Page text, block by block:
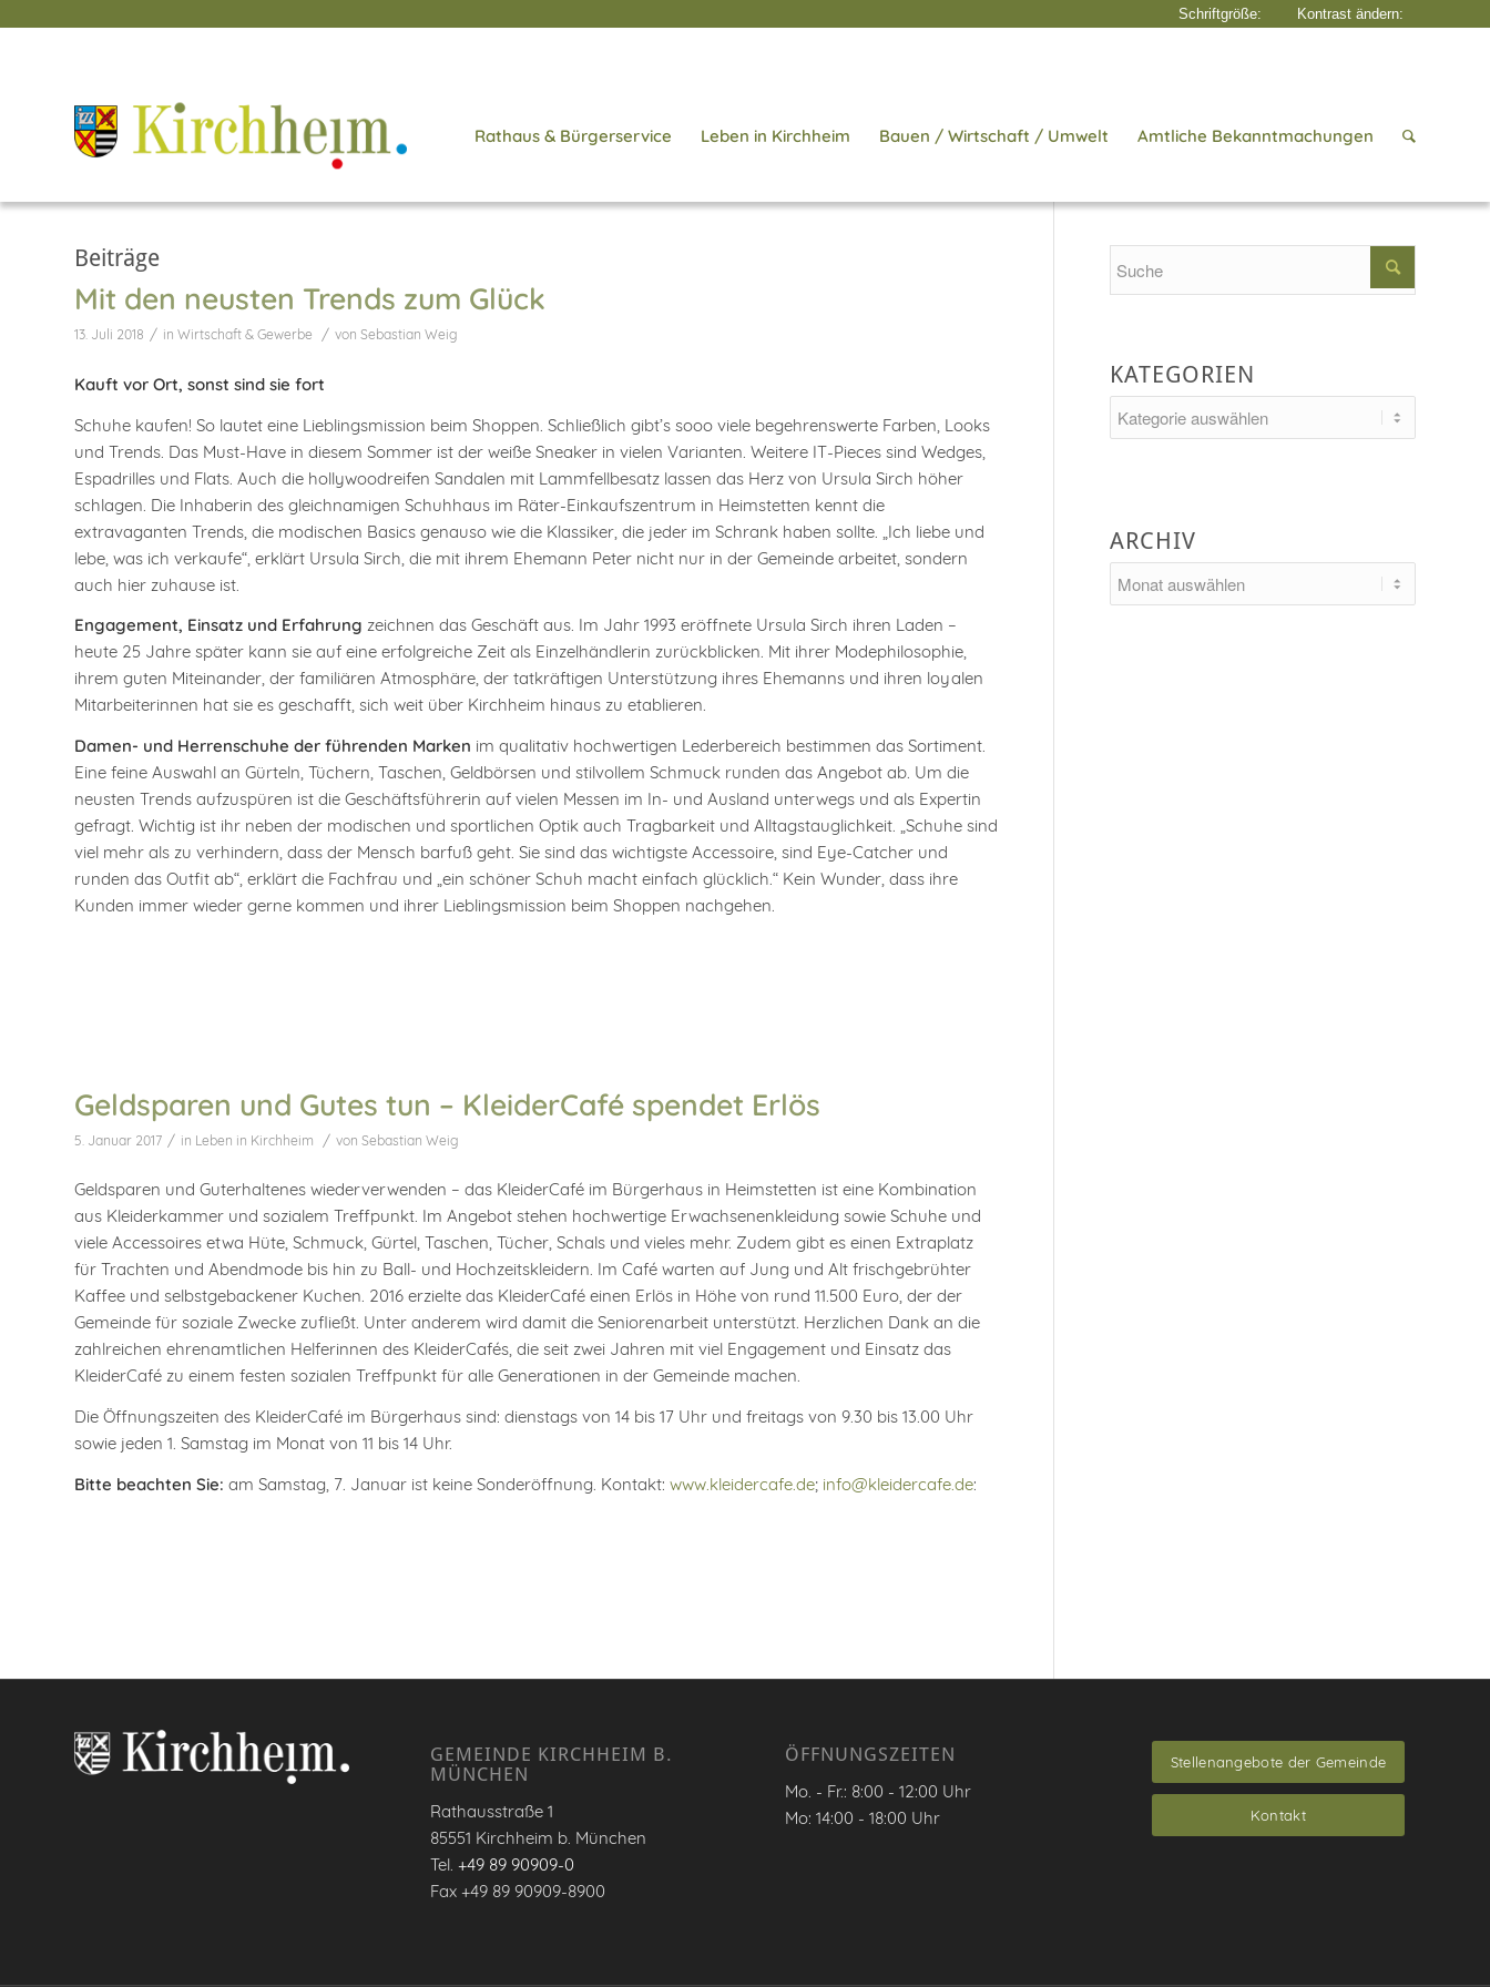
Rathaus & Bürgerservice Leben in Kirchheim Bauen / Wirtschaft / Umwelt Amtliche Bekanntmachungen
Beiträge
Mit den neusten Trends zum Glück
13. Juli 2018 / in Wirtschaft & Gewerbe / von Sebastian Weig
Kauft vor Ort, sonst sind sie fort
Schuhe kaufen! So lautet eine Lieblingsmission beim Shoppen. Schließlich gibt’s sooo viele begehrenswerte Farben, Looks
und Trends. Das Must-Have in diesem Sommer ist der weiße Sneaker in vielen Varianten. Weitere IT-Pieces sind Wedges,
Espadrilles und Flats. Auch die hollywoodreifen Sandalen mit Lammfellbesatz lassen das Herz von Ursula Sirch höher
schlagen. Die Inhaberin des gleichnamigen Schuhhaus im Räter-Einkaufszentrum in Heimstetten kennt die
extravaganten Trends, die modischen Basics genauso wie die Klassiker, die jeder im Schrank haben sollte. „Ich liebe und
lebe, was ich verkaufe“, erklärt Ursula Sirch, die mit ihrem Ehemann Peter nicht nur in der Gemeinde arbeitet, sondern
auch hier zuhause ist.
Engagement, Einsatz und Erfahrung zeichnen das Geschäft aus. Im Jahr 1993 eröffnete Ursula Sirch ihren Laden –
heute 25 Jahre später kann sie auf eine erfolgreiche Zeit als Einzelhändlerin zurückblicken. Mit ihrer Modephilosophie,
ihrem guten Miteinander, der familiären Atmosphäre, der tatkräftigen Unterstützung ihres Ehemanns und ihren loyalen
Mitarbeiterinnen hat sie es geschafft, sich weit über Kirchheim hinaus zu etablieren.
Damen- und Herrenschuhe der führenden Marken im qualitativ hochwertigen Lederbereich bestimmen das Sortiment.
Eine feine Auswahl an Gürteln, Tüchern, Taschen, Geldbörsen und stilvollem Schmuck runden das Angebot ab. Um die
neusten Trends aufzuspüren ist die Geschäftsführerin auf vielen Messen im In- und Ausland unterwegs und als Expertin
gefragt. Wichtig ist ihr neben der modischen und sportlichen Optik auch Tragbarkeit und Alltagstauglichkeit. „Schuhe sind
viel mehr als zu verhindern, dass der Mensch barfuß geht. Sie sind das wichtigste Accessoire, sind Eye-Catcher und
runden das Outfit ab“, erklärt die Fachfrau und „ein schöner Schuh macht einfach glücklich.“ Kein Wunder, dass ihre
Kunden immer wieder gerne kommen und ihrer Lieblingsmission beim Shoppen nachgehen.
Geldsparen und Gutes tun – KleiderCafé spendet Erlös
5. Januar 2017 / in Leben in Kirchheim / von Sebastian Weig
Geldsparen und Guterhaltenes wiederverwenden – das KleiderCafé im Bürgerhaus in Heimstetten ist eine Kombination
aus Kleiderkammer und sozialem Treffpunkt. Im Angebot stehen hochwertige Erwachsenenkleidung sowie Schuhe und
viele Accessoires etwa Hüte, Schmuck, Gürtel, Taschen, Tücher, Schals und vieles mehr. Zudem gibt es einen Extraplatz
für Trachten und Abendmode bis hin zu Ball- und Hochzeitskleidern. Im Café warten auf Jung und Alt frischgebrühter
Kaffee und selbstgebackener Kuchen. 2016 erzielte das KleiderCafé einen Erlös in Höhe von rund 11.500 Euro, der der
Gemeinde für soziale Zwecke zufließt. Unter anderem wird damit die Seniorenarbeit unterstützt. Herzlichen Dank an die
zahlreichen ehrenamtlichen Helferinnen des KleiderCafés, die seit zwei Jahren mit viel Engagement und Einsatz das
KleiderCafé zu einem festen sozialen Treffpunkt für alle Generationen in der Gemeinde machen.
Die Öffnungszeiten des KleiderCafé im Bürgerhaus sind: dienstags von 14 bis 17 Uhr und freitags von 9.30 bis 13.00 Uhr
sowie jeden 1. Samstag im Monat von 11 bis 14 Uhr.
Bitte beachten Sie: am Samstag, 7. Januar ist keine Sonderöffnung. Kontakt: www.kleidercafe.de; info@kleidercafe.de:
KATEGORIEN
ARCHIV
GEMEINDE KIRCHHEIM B.
MÜNCHEN
Rathausstraße 1
85551 Kirchheim b. München
Tel. +49 89 90909-0
Fax +49 89 90909-8900
ÖFFNUNGSZEITEN
Mo. - Fr.: 8:00 - 12:00 Uhr
Mo: 14:00 - 18:00 Uhr
Stellenangebote der Gemeinde
Kontakt